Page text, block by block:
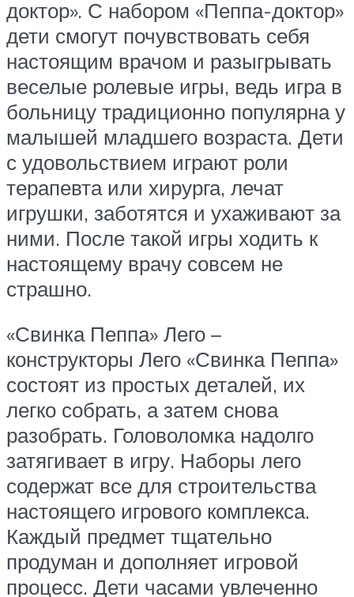
доктор». С набором «Пеппа-доктор»
дети смогут почувствовать себя
настоящим врачом и разыгрывать
веселые ролевые игры, ведь игра в
больницу традиционно популярна у
малышей младшего возраста. Дети
с удовольствием играют роли
терапевта или хирурга, лечат
игрушки, заботятся и ухаживают за
ними. После такой игры ходить к
настоящему врачу совсем не
страшно.
«Свинка Пеппа» Лего –
конструкторы Лего «Свинка Пеппа»
состоят из простых деталей, их
легко собрать, а затем снова
разобрать. Головоломка надолго
затягивает в игру. Наборы лего
содержат все для строительства
настоящего игрового комплекса.
Каждый предмет тщательно
продуман и дополняет игровой
процесс. Дети часами увлеченно